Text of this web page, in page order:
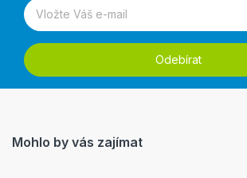
Odebírat
Mohlo by vás zajímat